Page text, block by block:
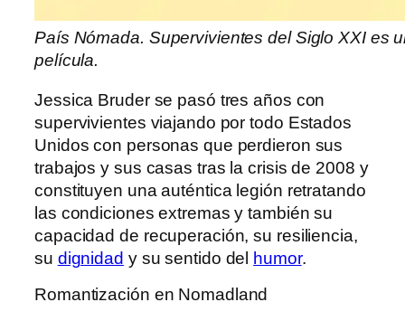
País Nómada. Supervivientes del Siglo XXI es
película.
Jessica Bruder se pasó tres años con
supervivientes viajando por todo Estados
Unidos con personas que perdieron sus
trabajos y sus casas tras la crisis de 2008 y
constituyen una auténtica legión retratando
las condiciones extremas y también su
capacidad de recuperación, su resiliencia,
su dignidad y su sentido del humor.
Romantización en Nomadland